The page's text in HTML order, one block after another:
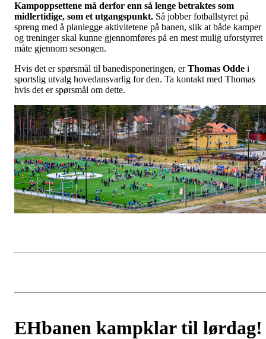
Kampoppsettene må derfor enn så lenge betraktes som
midlertidige, som et utgangspunkt. Så jobber fotballstyret på
spreng med å planlegge aktivitetene på banen, slik at både kamper
og treninger skal kunne gjennomføres på en mest mulig uforstyrret
måte gjennom sesongen.
Hvis det er spørsmål til banedisponeringen, erThomas Odde i
sportslig utvalg hovedansvarlig for den. Ta kontakt med Thomas
hvis det er spørsmål om dette.
EHbanen kampklar til lørdag!